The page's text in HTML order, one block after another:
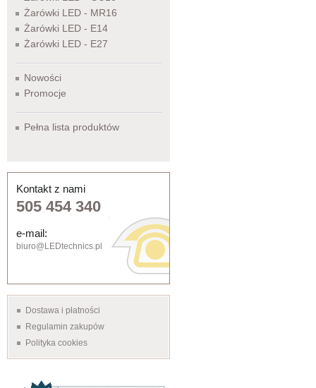
Żarówki LED - MR16
Żarówki LED - E14
Żarówki LED - E27
Nowości
Promocje
Pełna lista produktów
Kontakt z nami
505 454 340
e-mail:
biuro@LEDtechnics.pl
Dostawa i płatności
Regulamin zakupów
Polityka cookies